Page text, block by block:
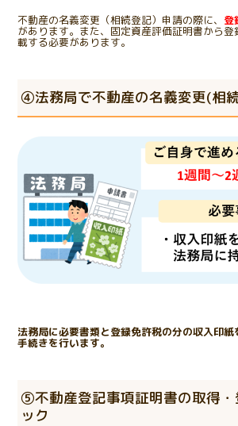
不動産の名義変更（相続登記）申請の際に、 登
があります。また、固定資産評価証明書から
載する必要があります。
④法務局で不動産の名義変更(相
法務局に必要書類と登録免許税の分の収入印
手続きを行います。
⑤不動産登記事項証明書の取得・
ック